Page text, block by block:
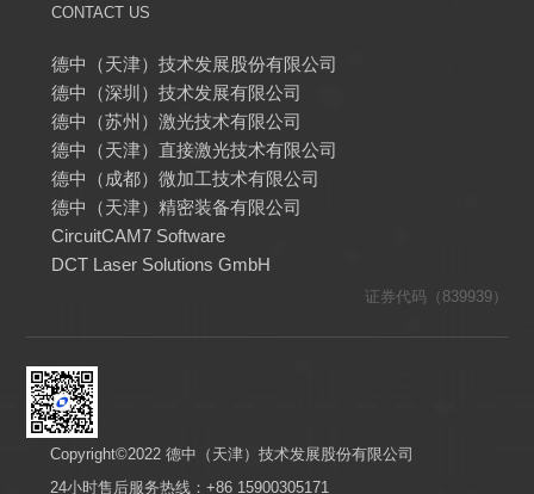
CONTACT US
德中（天津）技术发展股份有限公司
德中（深圳）技术发展有限公司
德中（苏州）激光技术有限公司
德中（天津）直接激光技术有限公司
德中（成都）微加工技术有限公司
德中（天津）精密装备有限公司
CircuitCAM7 Software
DCT Laser Solutions GmbH
证券代码（839939）
Copyright©2022 德中（天津）技术发展股份有限公司
24小时售后服务热线：+86 15900305171